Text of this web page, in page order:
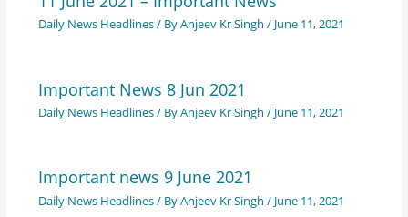
Daily News Headlines/ ByAnjeev Kr Singh / June 11, 2021
Important News 8 Jun 2021
Daily News Headlines/ ByAnjeev Kr Singh / June 11, 2021
Important news 9 June 2021
Daily News Headlines/ ByAnjeev Kr Singh / June 11, 2021